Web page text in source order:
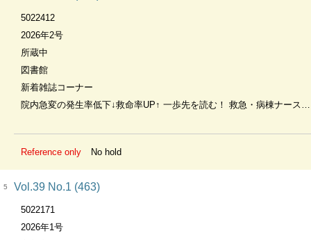
5022412
2026年2号
所蔵中
図書館
新着雑誌コーナー
院内急変の発生率低下↓救命率UP↑ 一歩先を読む！ 救急・病棟ナースの急変対応
Reference only No hold
5 Vol.39 No.1 (463)
5022171
2026年1号